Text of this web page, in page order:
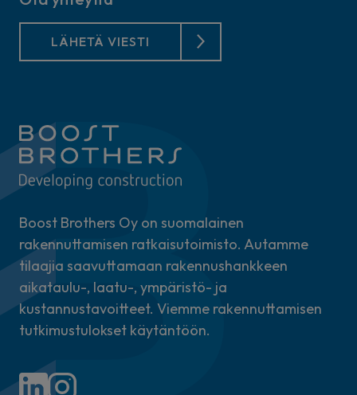
Boost Brothers Oy on suomalainen
rakennuttamisen ratkaisutoimisto. Autamme
tilaajia saavuttamaan rakennushankkeen
aikataulu-, laatu-, ympäristö- ja
kustannustavoitteet. Viemme rakennuttamisen
tutkimustulokset käytäntöön.
LÄHETÄ VIESTI